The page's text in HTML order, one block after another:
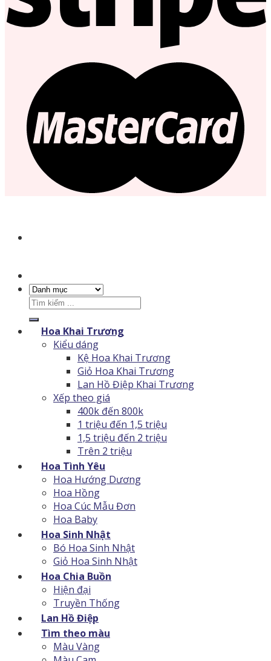
Tìm
kiếm:
Hoa Khai Trương
Kiểu dáng
Kệ Hoa Khai Trương
Giỏ Hoa Khai Trương
Lan Hồ Điệp Khai Trương
Xếp theo giá
400k đến 800k
1 triệu đến 1,5 triệu
1,5 triệu đến 2 triệu
Trên 2 triệu
Hoa Tình Yêu
Hoa Hướng Dương
Hoa Hồng
Hoa Cúc Mẫu Đơn
Hoa Baby
Hoa Sinh Nhật
Bó Hoa Sinh Nhật
Giỏ Hoa Sinh Nhật
Hoa Chia Buồn
Hiện đại
Truyền Thống
Lan Hồ Điệp
Tìm theo màu
Màu Vàng